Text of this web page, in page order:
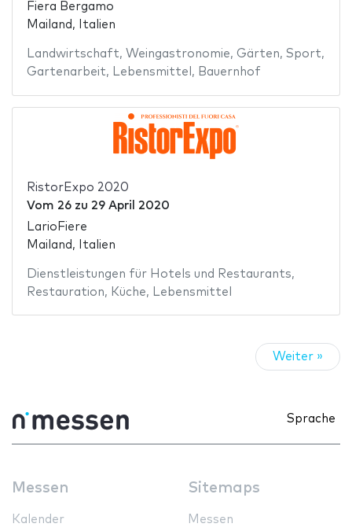
Fiera Bergamo
Mailand, Italien
Landwirtschaft, Weingastronomie, Gärten, Sport,
Gartenarbeit, Lebensmittel , Bauernhof
RistorExpo 2020
Vom 26zu 29 April 2020
LarioFiere
Mailand, Italien
Dienstleistungen für Hotels und Restaurants,
Restauration, Küche, Lebensmittel
Weiter »
Sprache
Messen
Kalender
Sitemaps
Messen